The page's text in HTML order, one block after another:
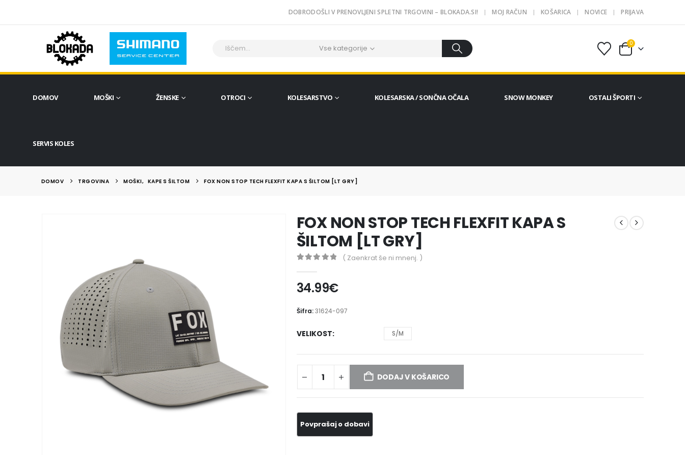
DOBRODOŠLI V PRENOVLJENI SPLETNI TRGOVINI – BLOKADA.SI! MOJ RAČUN KOŠARICA NOVICE PRIJAVA
Vse kategorije
0
DOMOV MOŠKI ŽENSKE OTROCI KOLESARSTVO KOLESARSKA / SONČNA OČALA SNOW MONKEY OSTALI ŠPORTI
SERVIS KOLES
DOMOV TRGOVINA MOŠKI, KAPE S ŠILTOM FOX NON STOP TECH FLEXFIT KAPA S ŠILTOM [LT GRY]
FOX NON STOP TECH FLEXFIT KAPA S
ŠILTOM [LT GRY]
( Zaenkrat še ni mnenj. )
34.99€
Šifra:31624-097
VELIKOST S/M
DODAJ V KOŠARICO